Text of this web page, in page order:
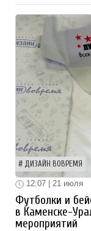
ДИЗАЙН ВОВРЕМЯ
12:07 | 21 июля
Футболки и
в Каменске-
мероприятий